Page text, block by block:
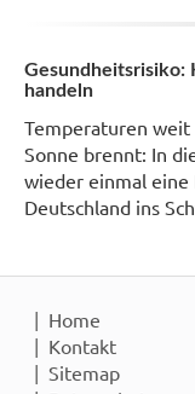
Gesundheitsrisiko:
handeln
Temperaturen weit
Sonne brennt: In
wieder einmal
Deutschland ins
Home
Kontakt
Sitemap